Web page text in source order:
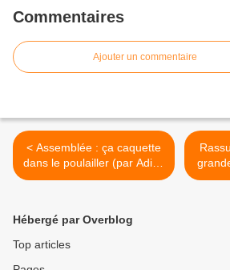
Commentaires
Ajouter un commentaire
< Assemblée : ça caquette
dans le poulailler (par Adien
Abauzit)
sera
Hébergé par Overblog
Top articles